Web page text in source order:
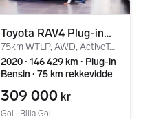
Toyota RAV4 Plug-in
Hybrid
75km WTLP, AWD, ActiveTech, R-kam, Pano, ACC, H-feste+
2020 ∙ 146 429 km ∙ Plug-in
Bensin ∙ 75 km rekkevidde
309 000 kr
Gol ∙ Bilia Gol